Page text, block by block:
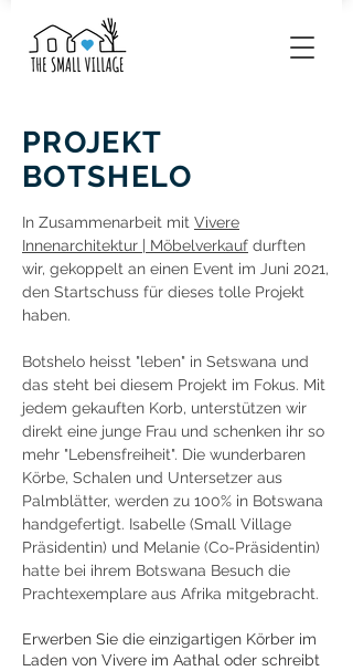
PROJEKT
BOTSHELO
In Zusammenarbeit mit Vivere
Innenarchitektur | Möbelverkauf durften
wir, gekoppelt an einen Event im Juni 2021,
den Startschuss für dieses tolle Projekt
haben.
Botshelo heisst "leben" in Setswana und
das steht bei diesem Projekt im Fokus. Mit
jedem gekauften Korb, unterstützen wir
direkt eine junge Frau und schenken ihr so
mehr "Lebensfreiheit". Die wunderbaren
Körbe, Schalen und Untersetzer aus
Palmblätter, werden zu 100% in Botswana
handgefertigt. Isabelle (Small Village
Präsidentin) und Melanie (Co-Präsidentin)
hatte bei ihrem Botswana Besuch die
Prachtexemplare aus Afrika mitgebracht.
Erwerben Sie die einzigartigen Körber im
Laden von Vivere im Aathal oder schreibt